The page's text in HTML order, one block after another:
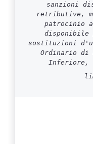
sanzioni
retributive,
patrocinio
disponibile
sostituzioni
Ordinario di
Inferiore,